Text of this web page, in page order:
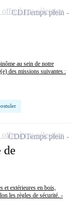
au sein de notre
des missions suivantes :
CDITemps plein
à ma sélection
de
et extérieures en bois,
les règles de sécurité. -
CDDTemps plein
à ma sélection